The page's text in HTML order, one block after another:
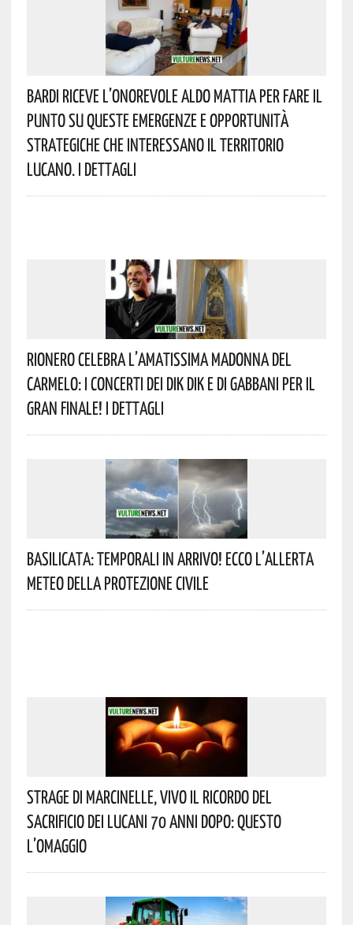
Bardi Riceve L’onorevole Aldo Mattia Per Fare Il
Punto Su Queste Emergenze E Opportunità
Strategiche Che Interessano Il Territorio
Lucano. I Dettagli
Rionero Celebra L’amatissima Madonna Del
Carmelo: I Concerti Dei DIK DIK E Di Gabbani Per Il
Gran Finale! I Dettagli
Basilicata: Temporali In Arrivo! Ecco L’allerta
Meteo Della Protezione Civile
Strage Di Marcinelle, Vivo Il Ricordo Del
Sacrificio Dei Lucani 70 Anni Dopo: Questo
L’omaggio